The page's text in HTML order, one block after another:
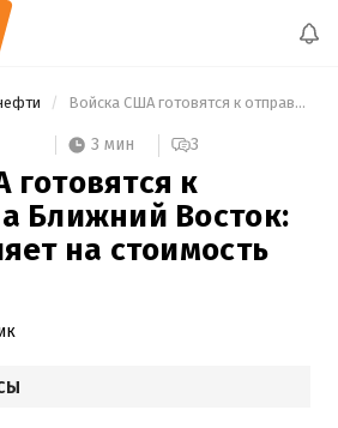
Войска США готовятся к отправке на Ближний Восток: как это влияет на стоимость нефти
3 мин 3
к
Ближний Восток:
на стоимость